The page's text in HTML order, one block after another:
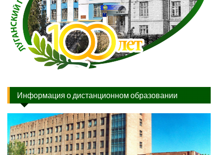
Информация о дистанционном образовании